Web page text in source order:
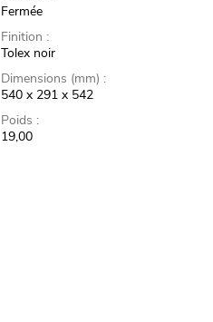
Fermée
Finition :
Tolex noir
Dimensions (mm) :
540 x 291 x 542
Poids :
19,00